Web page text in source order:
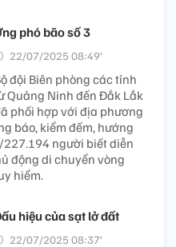
phó bão số 3
22/07/2025 08:49’
đội Biên phòng các tỉnh
Quảng Ninh đến Đắk Lắk
phối hợp với địa phương
báo, kiểm đếm, hướng
người biết diễn
động di chuyển vòng
hiểm.
hiệu của sạt lở đất
22/07/2025 08:37’